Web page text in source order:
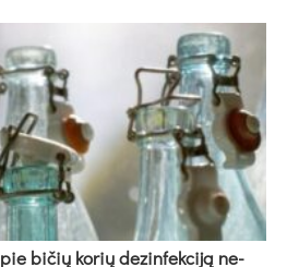
bi­čių ko­rių de­zin­fek­ci­ją ne­